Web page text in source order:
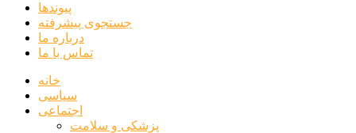
پیوندها
جستجوی پیشرفته
درباره ما
تماس با ما
خانه
سیاسی
اجتماعی
پزشکی و سلامت